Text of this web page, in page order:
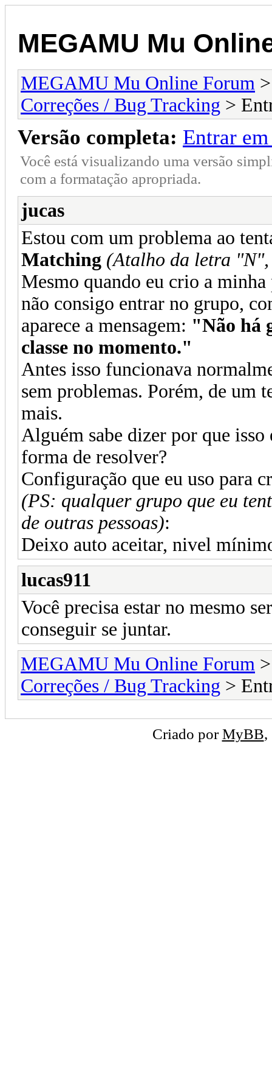
MEGAMU Mu
MEGAMU Mu Online Forum
Correções / Bug Tracking >
Versão completa: Entrar
Você está visualizando uma versão
com a formatação apropriada.
jucas
Estou com um problema ao
Matching (Atalho da letra
Mesmo quando eu crio a
não consigo entrar no grupo,
aparece a mensagem: "Não há
classe no momento."
Antes isso funcionava
sem problemas. Porém, de um
mais.
Alguém sabe dizer por que isso
forma de resolver?
Configuração que eu uso para
(PS: qualquer grupo que eu
de outras pessoas):
Deixo auto aceitar, nivel
lucas911
Você precisa estar no mesmo
conseguir se juntar.
MEGAMU Mu Online Forum
Correções / Bug Tracking >
Criado porMyBB,